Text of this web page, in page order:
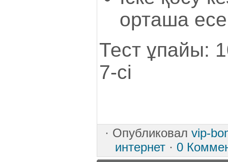
орташа
Тест ұпайы:
7-сі
· Опубликовал vip-
интернет · 0